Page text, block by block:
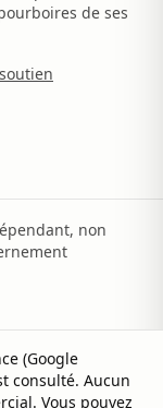
de ses
non
(Google
consulté. Aucun
Vous pouvez